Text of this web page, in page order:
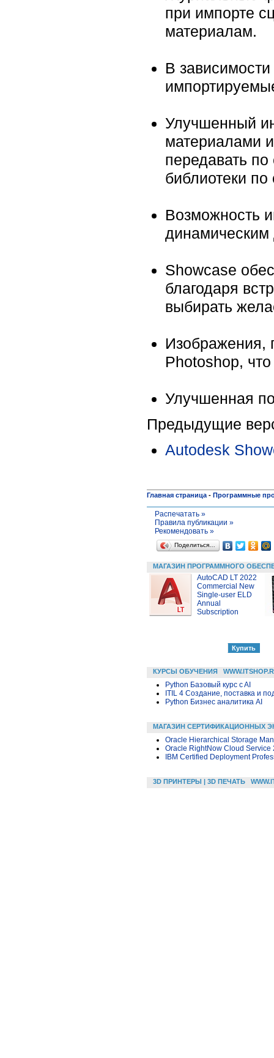
при импорте
материалам.
В
Улучшенный
материалами
передавать
библиотеки по
Возможность
динамическим
Showcase
благодаря
выбирать
Изображения,
Photoshop,
Улучшенная
Предыдущие
Autodesk
Главная страница - Программные
Распечатать »
Правила публикации »
Рекомендовать »
Поделиться…
МАГАЗИН ПРОГРАММНОГО
AutoCAD LT 2022
Commercial New
Single-user ELD
Annual
Subscription
КУРСЫ ОБУЧЕНИЯ
Python Базовый курс c AI
ITIL 4 Создание, поставка и
Python Бизнес аналитика AI
МАГАЗИН СЕРТИФИКАЦИОННЫХ
Oracle Hierarchical Storage
Oracle RightNow Cloud
IBM Certified Deployment
3D ПРИНТЕРЫ | 3D ПЕЧАТЬ